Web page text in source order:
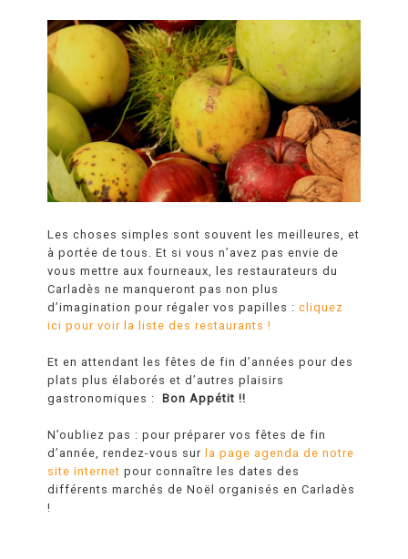
Les choses simples sont souvent les meilleures, et
à portée de tous. Et si vous n’avez pas envie de
vous mettre aux fourneaux, les restaurateurs du
Carladès ne manqueront pas non plus
d’imagination pour régaler vos papilles :cliquez
ici pour voir la liste des restaurants !
Et en attendant les fêtes de fin d’années pour des
plats plus élaborés et d’autres plaisirs
gastronomiques :Bon Appétit !!
N’oubliez pas : pour préparer vos fêtes de fin
d’année, rendez-vous surla page agenda de notre
site internet pour connaître les dates des
différents marchés de Noël organisés en Carladès
!